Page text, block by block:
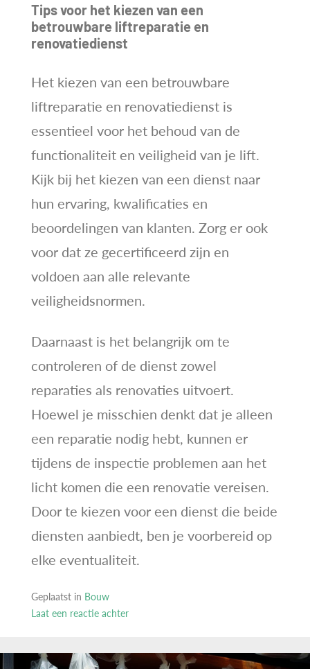
Tips voor het kiezen van een
betrouwbare liftreparatie en
renovatiedienst
Het kiezen van een betrouwbare
liftreparatie en renovatiedienst is
essentieel voor het behoud van de
functionaliteit en veiligheid van je lift.
Kijk bij het kiezen van een dienst naar
hun ervaring, kwalificaties en
beoordelingen van klanten. Zorg er ook
voor dat ze gecertificeerd zijn en
voldoen aan alle relevante
veiligheidsnormen.
Daarnaast is het belangrijk om te
controleren of de dienst zowel
reparaties als renovaties uitvoert.
Hoewel je misschien denkt dat je alleen
een reparatie nodig hebt, kunnen er
tijdens de inspectie problemen aan het
licht komen die een renovatie vereisen.
Door te kiezen voor een dienst die beide
diensten aanbiedt, ben je voorbereid op
elke eventualiteit.
Geplaatst in Bouw
Laat een reactie achter
belang